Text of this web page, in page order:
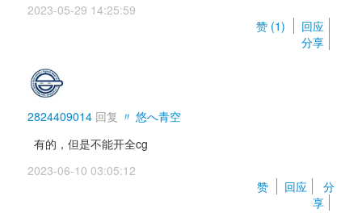
2023-05-29 14:25:59
赞 (1)
回应
分享
2824409014 回复 〃 悠へ青空
有的，但是不能开全cg
2023-06-10 03:05:12
赞
回应
分
享